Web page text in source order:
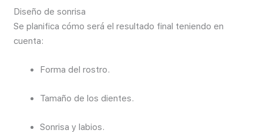
Diseño de sonrisa
Se planifica cómo será el resultado final teniendo en
cuenta:
Forma del rostro.
Tamaño de los dientes.
Sonrisa y labios.